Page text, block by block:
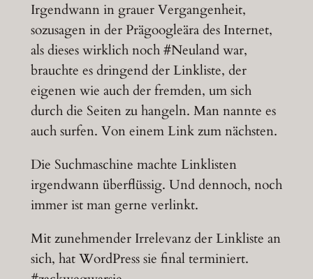
Irgendwann in grauer Vergangenheit,
sozusagen in der Prägoogleära des Internet,
als dieses wirklich noch #Neuland war,
brauchte es dringend der Linkliste, der
eigenen wie auch der fremden, um sich
durch die Seiten zu hangeln. Man nannte es
auch surfen. Von einem Link zum nächsten.
Die Suchmaschine machte Linklisten
irgendwann überflüssig. Und dennoch, noch
immer ist man gerne verlinkt.
Mit zunehmender Irrelevanz der Linkliste an
sich, hat WordPress sie final terminiert.